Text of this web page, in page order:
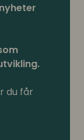
du får